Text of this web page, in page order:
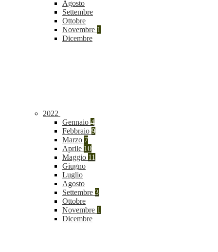
Agosto
Settembre
Ottobre
Novembre 1
Dicembre
2022
Gennaio 4
Febbraio 9
Marzo 7
Aprile 10
Maggio 11
Giugno
Luglio
Agosto
Settembre 3
Ottobre
Novembre 1
Dicembre